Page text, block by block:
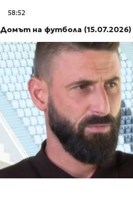
58:52
Домът на футбола (15.07.2026)